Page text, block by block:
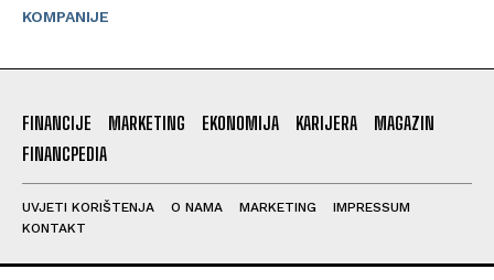
KOMPANIJE
FINANCIJE MARKETING EKONOMIJA KARIJERA
MAGAZIN
FINANCPEDIA
UVJETI KORIŠTENJA O NAMA MARKETING
IMPRESSUM
KONTAKT